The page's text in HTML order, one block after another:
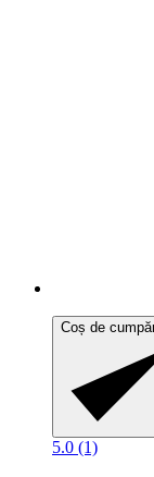
Coș de
5.0 (1)